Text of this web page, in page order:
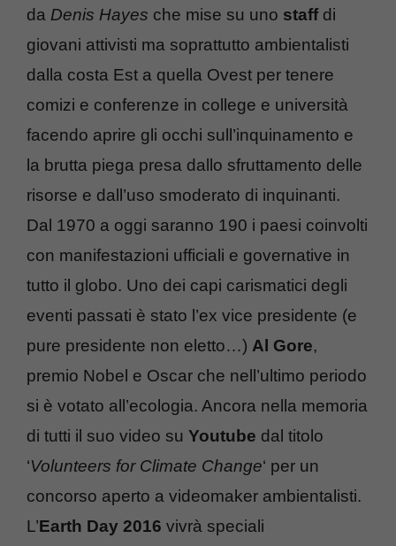
da Denis Hayes che mise su uno staffdi
giovani attivisti ma soprattutto ambientalisti
dalla costa Est a quella Ovest per tenere
comizi e conferenze in college e università
facendo aprire gli occhi sull’inquinamento e
la brutta piega presa dallo sfruttamento delle
risorse e dall’uso smoderato di inquinanti.
Dal 1970 a oggi saranno 190 i paesi coinvolti
con manifestazioni ufficiali e governative in
tutto il globo. Uno dei capi carismatici degli
eventi passati è stato l’ex vice presidente (e
pure presidente non eletto…) Al Gore,
premio Nobel e Oscar che nell’ultimo periodo
si è votato all’ecologia. Ancora nella memoria
di tutti il suo video su Youtube dal titolo
‘Volunteers for Climate Change‘ per un
concorso aperto a videomaker ambientalisti.
L’Earth Day 2016 vivrà speciali